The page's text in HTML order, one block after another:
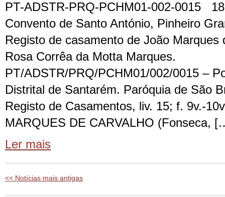
PT-ADSTR-PRQ-PCHM01-002-0015
Convento de Santo António, Pinheiro
Registo de casamento de João Marques
Rosa Corrêa da Motta Marques.
PT/ADSTR/PRQ/PCHM01/002/0015 –
Distrital de Santarém. Paróquia de São
Registo de Casamentos, liv. 15; f. 9v.-
MARQUES DE CARVALHO (Fonseca,
Ler mais
<< Notícias mais antigas